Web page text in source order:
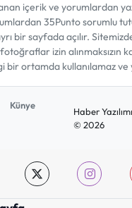
içerik ve yorumlardan
35Punto sorumlu
bir sayfada açılır.
fotoğraflar izin alınmaksızın
bir ortamda kullanılamaz ve
Künye
Haber
© 2026